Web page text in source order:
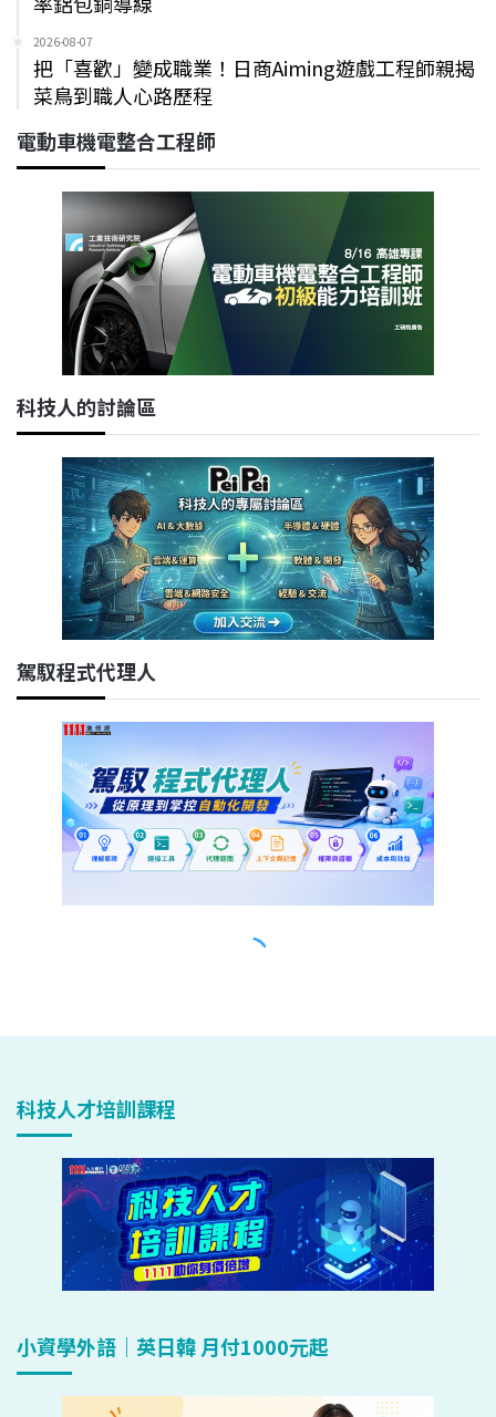
科技人才培訓課程
小資學外語｜英日韓 月付1000元起